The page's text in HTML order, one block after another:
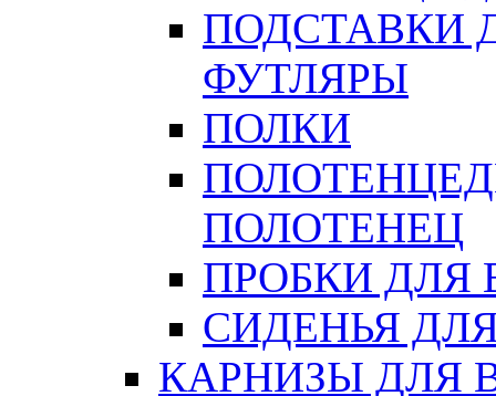
ПОДСТАВКИ
ФУТЛЯРЫ
ПОЛКИ
ПОЛОТЕНЕЦ
ПРОБКИ ДЛЯ
СИДЕНЬЯ
КАРНИЗЫ ДЛЯ